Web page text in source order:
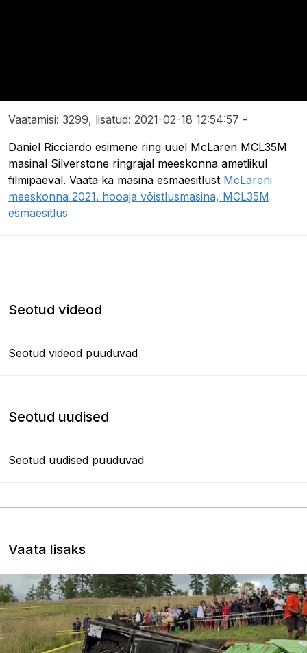
Vaatamisi: 3299, lisatud: 2021-02-18 12:54:57 -
Daniel Ricciardo esimene ring uuel McLaren MCL35M
masinal Silverstone ringrajal meeskonna ametlikul
filmipäeval. Vaata ka masina esmaesitlust McLareni
meeskonna 2021. hooaja võistlusmasina, MCL35M
esmaesitlus
Seotud videod
Seotud videod puuduvad
Seotud uudised
Seotud uudised puuduvad
Vaata lisaks